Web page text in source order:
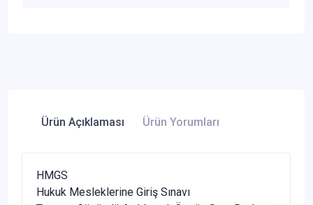
Ürün Açıklaması Ürün Yorumları
HMGS
Hukuk Mesleklerine Giriş Sınavı